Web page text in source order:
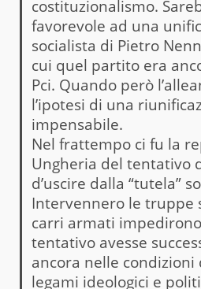
costituzionalismo.
favorevole ad una
socialista di Pietro
cui quel partito era
Pci. Quando però
l’ipotesi di una
impensabile.
Nel frattempo ci fu la
Ungheria del tentativo
d’uscire dalla “tutela”
Intervennero le truppe
carri armati
tentativo avesse
ancora nelle
legami ideologici e